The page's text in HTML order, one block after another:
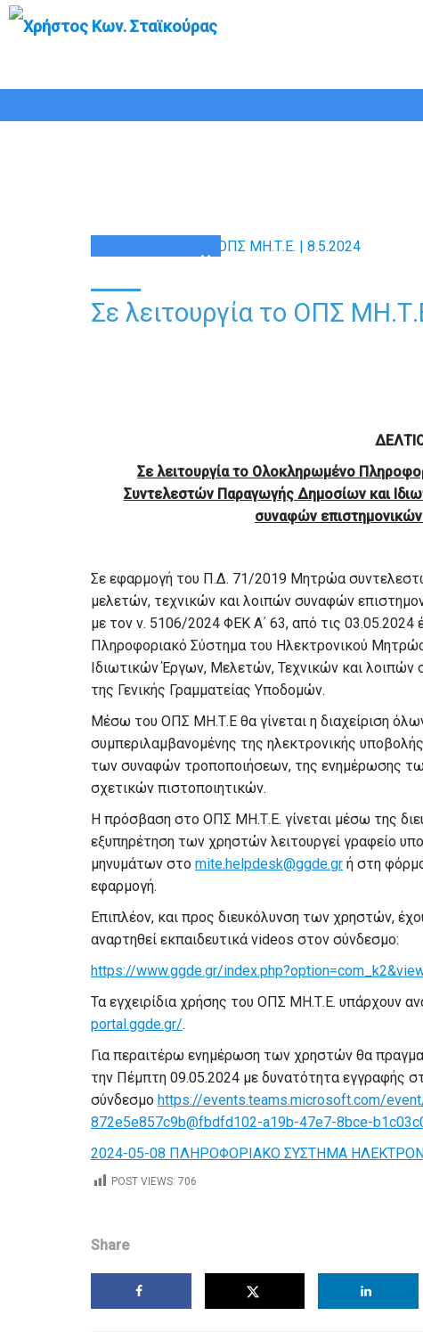
Σε λειτουργία το ΟΠΣ
Σε λειτουργία το Ολοκληρωμένο
Συντελεστών Παραγωγής Δημοσίων και
συναφών
Σε εφαρμογή του Π.Δ. 71/2019 Μητρώα
μελετών, τεχνικών και λοιπών συναφών
με τον ν. 5106/2024 ΦΕΚ Α΄ 63, από τις 03.05.2024
Πληροφοριακό Σύστημα του Ηλεκτρονικού
Ιδιωτικών Έργων, Μελετών, Τεχνικών και
της Γενικής Γραμματείας Υποδομών.
Μέσω του ΟΠΣ ΜΗ.Τ.Ε θα γίνεται η διαχείριση
συμπεριλαμβανομένης της ηλεκτρονικής
των συναφών τροποποιήσεων, της ενημέρωσης
σχετικών πιστοποιητικών.
Η πρόσβαση στο ΟΠΣ ΜΗ.Τ.Ε. γίνεται μέσω της
εξυπηρέτηση των χρηστών λειτουργεί γραφείο
μηνυμάτων στο mite.helpdesk@ggde.gr ή στη
εφαρμογή.
Επιπλέον, και προς διευκόλυνση των χρηστών,
αναρτηθεί εκπαιδευτικά videos στον σύνδεσμο:
https://www.ggde.gr/
Τα εγχειρίδια χρήσης του ΟΠΣ ΜΗ.Τ.Ε. υπάρχουν
portal.ggde.gr/.
Για περαιτέρω ενημέρωση των χρηστών θα
την Πέμπτη 09.05.2024 με δυνατότητα εγγραφής
σύνδεσμο https://events.teams.microsoft.com/
872e5e857c9b@fbdfd102-a19b-47e7-8bce-
2024-05-08 ΠΛΗΡΟΦΟΡΙΑΚΟ ΣΥΣΤΗΜΑ
POST VIEWS: 706
Share